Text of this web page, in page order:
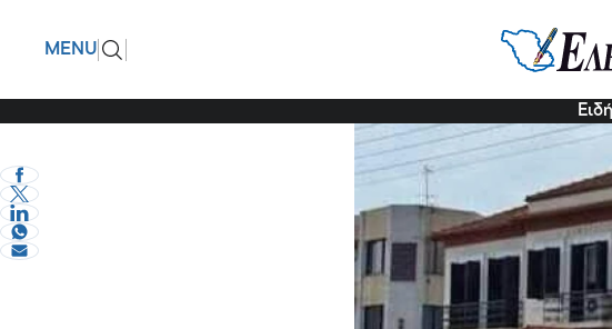
MENU
Για τον
eVima Serres Team26 Οκτ 2022, 17:16